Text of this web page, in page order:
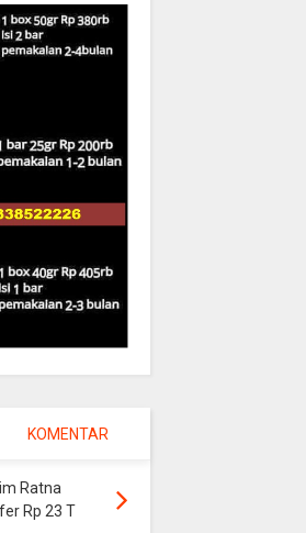
KOMENTAR
Ratna
Rp 23 T